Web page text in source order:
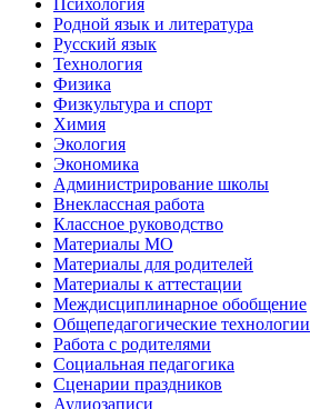
Родной язык и литература
Русский язык
Технология
Физика
Физкультура и спорт
Химия
Экология
Экономика
Администрирование школы
Внеклассная работа
Классное руководство
Материалы МО
Материалы для родителей
Материалы к аттестации
Междисциплинарное обобщение
Общепедагогические технологии
Работа с родителями
Социальная педагогика
Сценарии праздников
Аудиозаписи